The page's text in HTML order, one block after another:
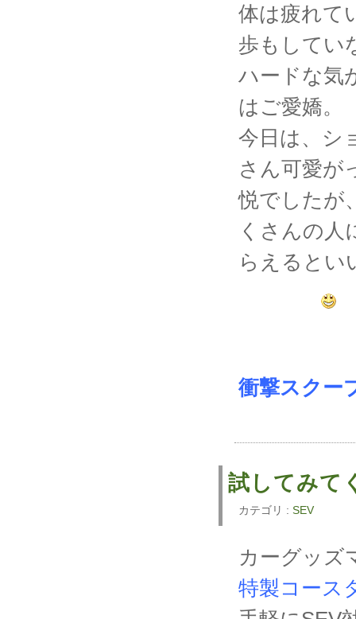
体は疲れて
歩もしてい
ハードな気
はご愛嬌。
今日は、シ
さん可愛が
悦でしたが
くさんの人
らえるとい
衝撃スク
試してみて
カテゴリ : SEV
カーグッズ
特製コース